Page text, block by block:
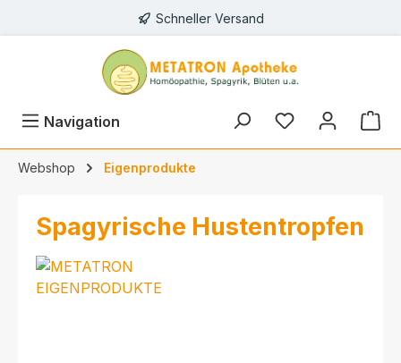
Schneller Versand
Navigation
Webshop Eigenprodukte
Spagyrische Hustentropfen